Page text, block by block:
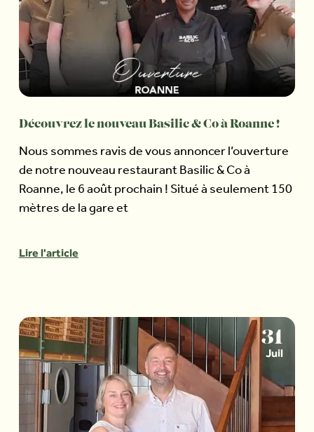
Découvrez le nouveau Basilic & Co à Roanne !
Nous sommes ravis de vous annoncer l’ouverture
de notre nouveau restaurant Basilic & Co à
Roanne, le 6 août prochain ! Situé à seulement 150
mètres de la gare et
Lire l'article
31
Juil